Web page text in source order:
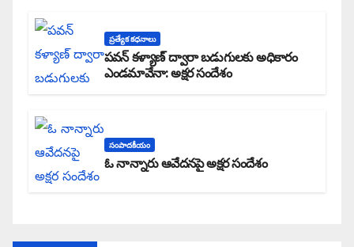
ప్రత్యేక కధనాలు
పవన్ కళ్యాణ్ ద్వారా బడుగులకు అధికారం
ఎండమావేనా: అక్షర సందేశం
సంపాదకీయం
ఓ నాన్నారు ఆవేదనపై అక్షర సందేశం